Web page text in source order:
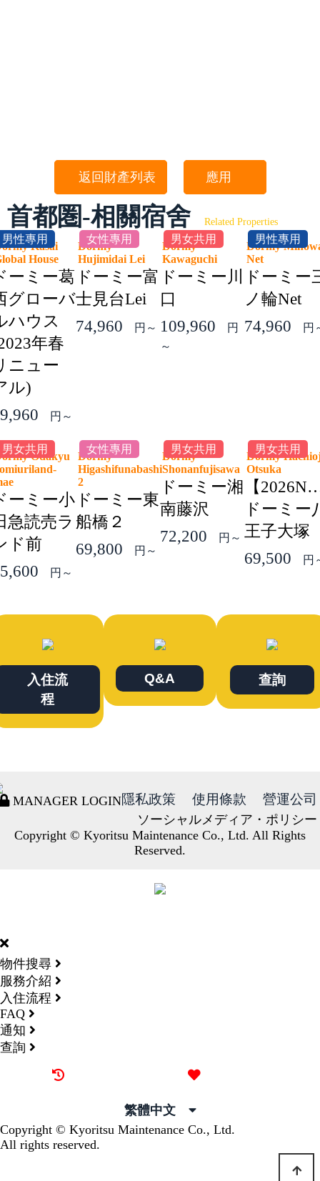
返回財產列表 應用
首都圏-相關宿舍 Related Properties
男性專用
Kasai
House
ーミー葛
グローバ
ハウス
年春
ニュー
ル)
円～
女性專用
Dormy
Hujimidai Lei
ドーミー富
士見台Lei
74,960
円～
男女共用
Dormy
Kawaguchi
ドーミー川
口
109,960
円
～
男性專用
Dormy
Net
ドーミー
ノ輪Net
74,960
円
男女共用
Odakyu
ーミー小
急読売ラ
ド前
円～
女性專用
Dormy
Higashifunabashi
2
ドーミー東
船橋２
69,800
円～
男女共用
Dormy
Shonanfujisawa
ドーミー湘
南藤沢
72,200
円～
男女共用
Dormy
Otsuka
【
ドーミー
王子大塚
69,500
円
入住流
程
Q&A 查詢
MANAGER LOGIN隱私政策 使用條款 營運公司
ソーシャルメディア・ポリシー
Copyright © Kyoritsu Maintenance Co., Ltd. All Rights
Reserved.
物件搜尋
服務介紹
入住流程
FAQ
通知
查詢
繁體中文
Copyright © Kyoritsu Maintenance Co., Ltd.
All rights reserved.